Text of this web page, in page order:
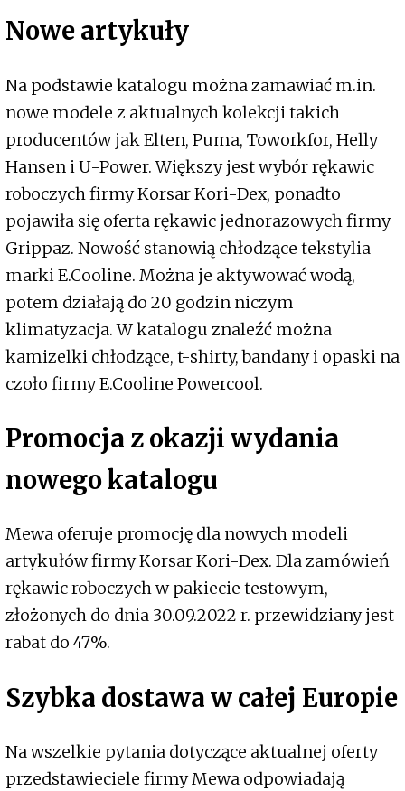
Nowe artykuły
Na podstawie katalogu można zamawiać m.in.
nowe modele z aktualnych kolekcji takich
producentów jak Elten, Puma, Toworkfor, Helly
Hansen i U-Power. Większy jest wybór rękawic
roboczych firmy Korsar Kori-Dex, ponadto
pojawiła się oferta rękawic jednorazowych firmy
Grippaz. Nowość stanowią chłodzące tekstylia
marki E.Cooline. Można je aktywować wodą,
potem działają do 20 godzin niczym
klimatyzacja. W katalogu znaleźć można
kamizelki chłodzące, t-shirty, bandany i opaski na
czoło firmy E.Cooline Powercool.
Promocja z okazji wydania
nowego katalogu
Mewa oferuje promocję dla nowych modeli
artykułów firmy Korsar Kori-Dex. Dla zamówień
rękawic roboczych w pakiecie testowym,
złożonych do dnia 30.09.2022 r. przewidziany jest
rabat do 47%.
Szybka dostawa w całej Europie
Na wszelkie pytania dotyczące aktualnej oferty
przedstawieciele firmy Mewa odpowiadają